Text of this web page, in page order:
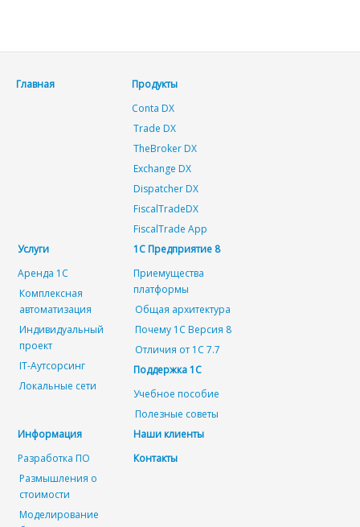
Главная
Продукты
Conta DX
Trade DX
TheBroker DX
Exchange DX
Dispatcher DX
FiscalTradeDX
FiscalTrade App
Услуги
Аренда 1С
Комплексная
автоматизация
Индивидуальный
проект
IT-Аутсорсинг
Локальные сети
1С Предприятие 8
Приемущества
платформы
Общая архитектура
Почему 1С Версия 8
Отличия от 1C 7.7
Поддержка 1С
Учебное пособие
Полезные советы
Информация
Разработка ПО
Размышления о
стоимости
Моделирование
Наши клиенты
Контакты